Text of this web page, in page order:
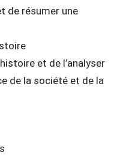
de résumer une
et de l’analyser
de la société et de la